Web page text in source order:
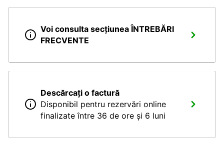
Voi consulta secțiunea ÎNTREBĂRI
FRECVENTE
Descărcați o factură
Disponibil pentru rezervări online
finalizate între 36 de ore și 6 luni